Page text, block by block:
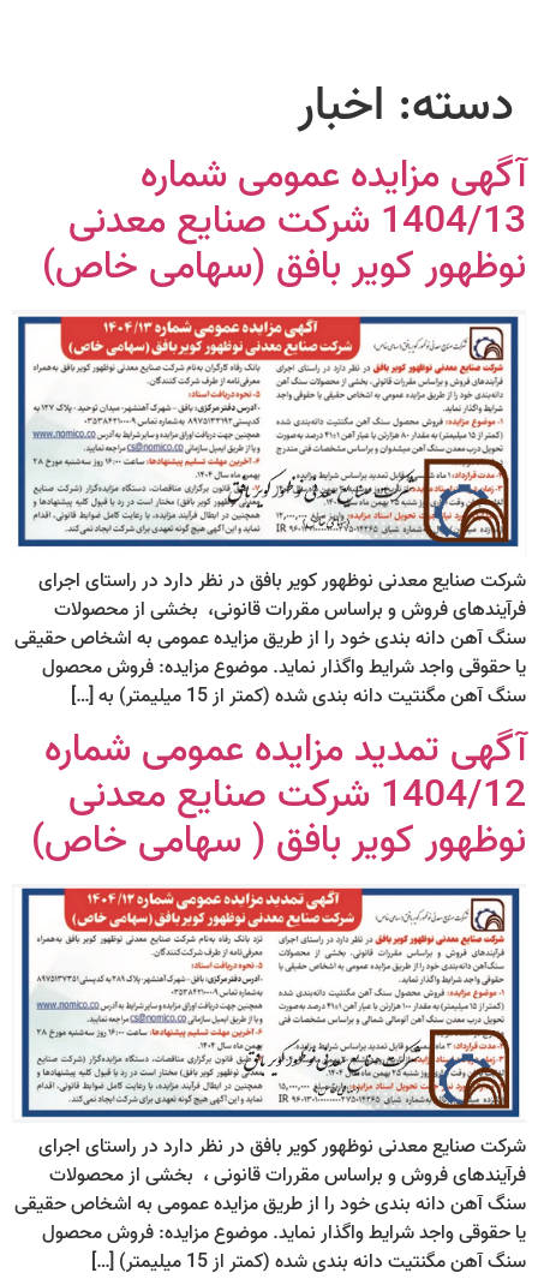
دسته: اخبار
آگهی مزایده عمومی شماره
1404/13 شرکت صنایع معدنی
نوظهور کویر بافق (سهامی خاص)
شرکت صنایع معدنی نوظهور کویر بافق در نظر دارد در راستای اجرای
فرآیندهای فروش و براساس مقررات قانونی، بخشی از محصولات
سنگ آهن دانه بندی خود را از طریق مزایده عمومی به اشخاص حقیقی
یا حقوقی واجد شرایط واگذار نماید. موضوع مزایده: فروش محصول
سنگ آهن مگنتیت دانه بندی شده (کمتر از 15 میلیمتر) به […]
آگهی تمدید مزایده عمومی شماره
1404/12 شرکت صنایع معدنی
نوظهور کویر بافق ( سهامی خاص)
شرکت صنایع معدنی نوظهور کویر بافق در نظر دارد در راستای اجرای
فرآیندهای فروش و براساس مقررات قانونی ، بخشی از محصولات
سنگ آهن دانه بندی خود را از طریق مزایده عمومی به اشخاص حقیقی
یا حقوقی واجد شرایط واگذار نماید. موضوع مزایده: فروش محصول
سنگ آهن مگنتیت دانه بندی شده (کمتر از 15 میلیمتر) […]